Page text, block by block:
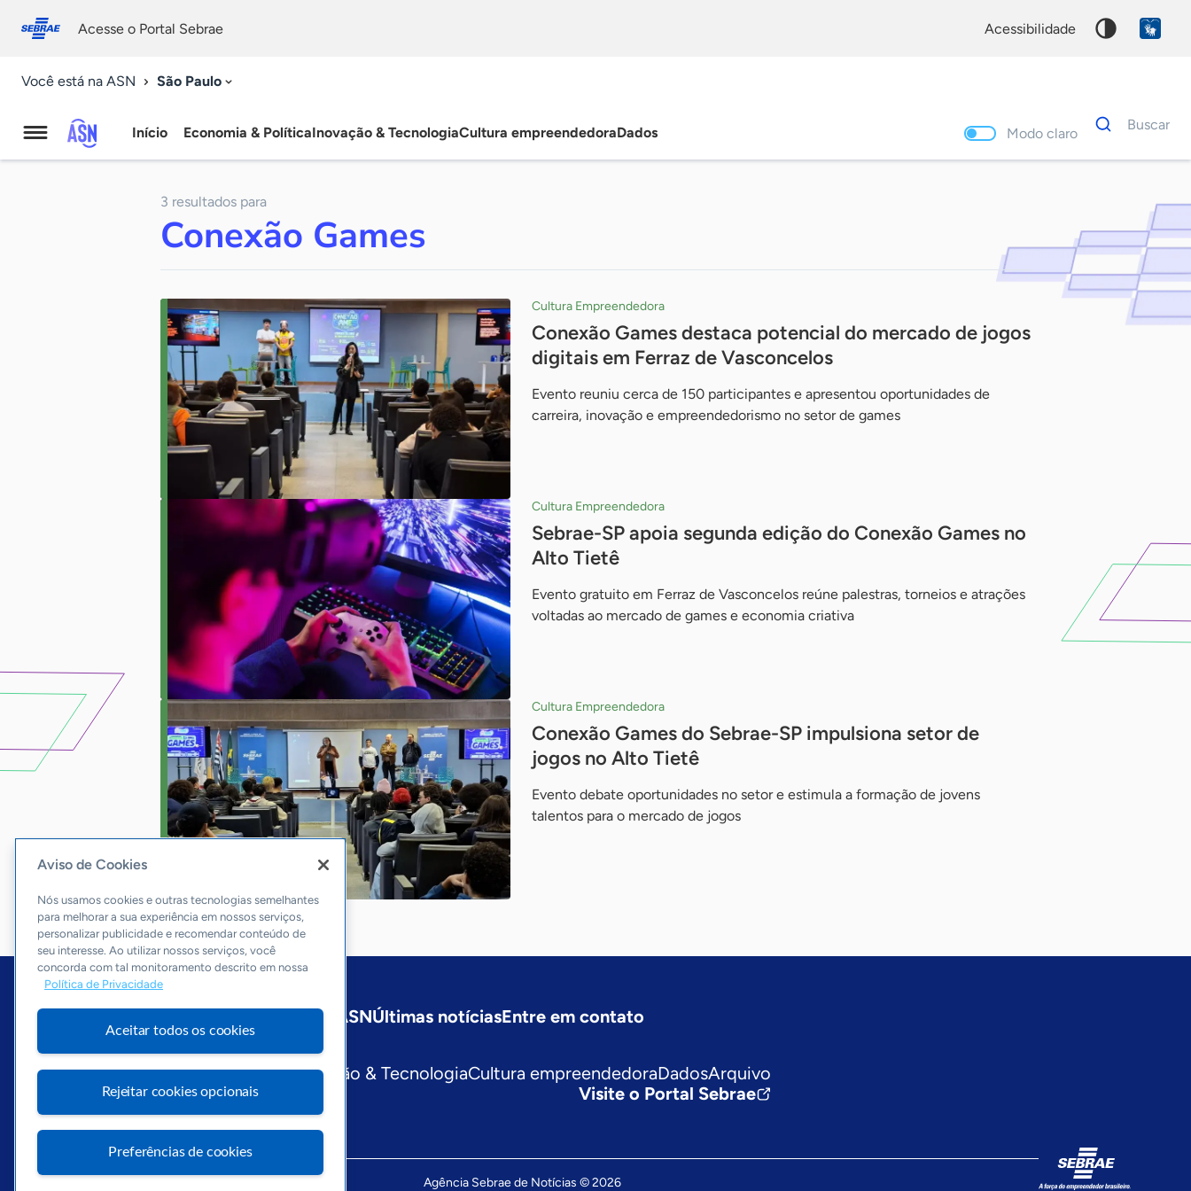
conosco
Acesse o Portal Sebrae acessibilidade
Você está na ASN São Paulo
Agência
Notícias
Início Economia & PolíticaInovação & TecnologiaCultura empreendedoraDados Modo claro
Dados
para
Buscar
3 resultados para
Conexão Games
Cultura Empreendedora
Conexão Games destaca potencial do mercado de jogos
digitais em Ferraz de Vasconcelos
Evento reuniu cerca de 150 participantes e apresentou oportunidades de
carreira, inovação e empreendedorismo no setor de games
Cultura Empreendedora
Sebrae-SP apoia segunda edição do Conexão Games no
Alto Tietê
Evento gratuito em Ferraz de Vasconcelos reúne palestras, torneios e atrações
voltadas ao mercado de games e economia criativa
Cultura Empreendedora
Conexão Games do Sebrae-SP impulsiona setor de
jogos no Alto Tietê
Evento debate oportunidades no setor e estimula a formação de jovens
talentos para o mercado de jogos
Sobre a ASNÚltimas notíciasEntre em contato
Editorias
Economia & PolíticaInovação & TecnologiaCultura empreendedoraDadosArquivo
Visite o Portal Sebrae
Agência Sebrae de Notícias © 2026
Aviso de Cookies
Nós usamos cookies e outras tecnologias semelhantes
para melhorar a sua experiência em nossos serviços,
personalizar publicidade e recomendar conteúdo de
seu interesse. Ao utilizar nossos serviços, você
concorda com tal monitoramento descrito em nossa
Política de Privacidade
Aceitar todos os cookies
Rejeitar cookies opcionais
Preferências de cookies